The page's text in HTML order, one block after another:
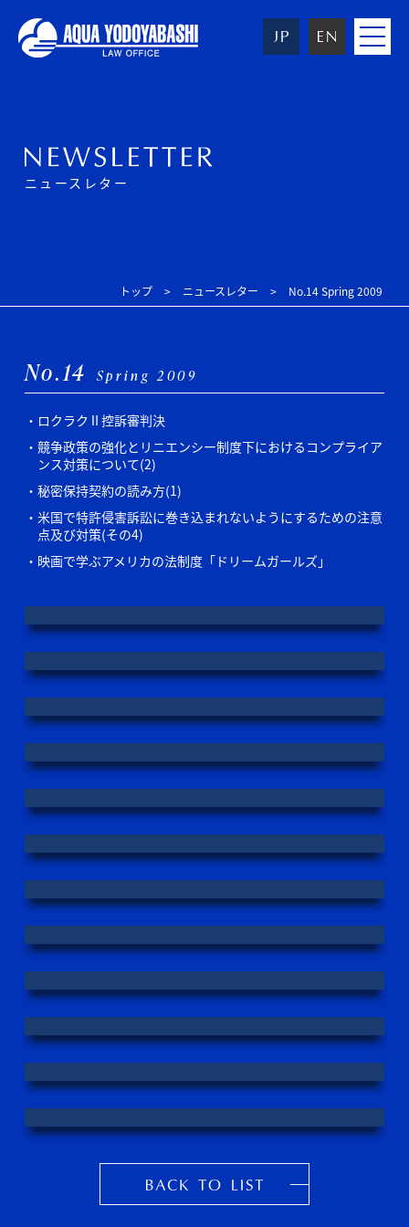
toggle
ニュースレター
トップ ニュースレター No.14 Spring 2009
No.14 Spring 2009
ロクラクⅡ控訴審判決
競争政策の強化とリニエンシー制度下におけるコンプライア
ンス対策について(2)
秘密保持契約の読み方(1)
米国で特許侵害訴訟に巻き込まれないようにするための注意
点及び対策(その4)
映画で学ぶアメリカの法制度「ドリームガールズ」